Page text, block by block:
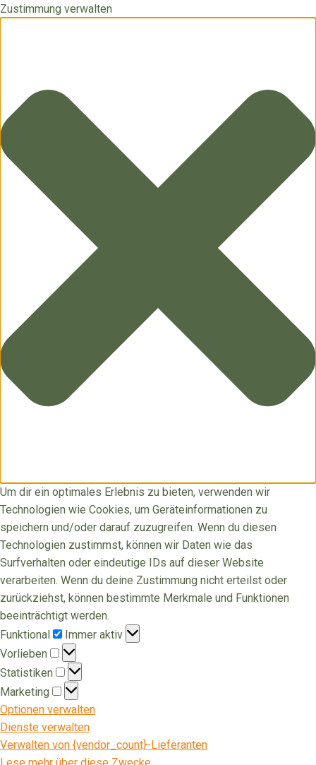
Zustimmung verwalten
Um dir ein optimales Erlebnis zu bieten, verwenden wir
Technologien wie Cookies, um Geräteinformationen zu
speichern und/oder darauf zuzugreifen. Wenn du diesen
Technologien zustimmst, können wir Daten wie das
Surfverhalten oder eindeutige IDs auf dieser Website
verarbeiten. Wenn du deine Zustimmung nicht erteilst oder
zurückziehst, können bestimmte Merkmale und Funktionen
beeinträchtigt werden.
Funktional
Funktional
Immer aktiv
Vorlieben
Vorlieben
Statistiken
Statistiken
Marketing
Marketing
Optionen verwalten
Dienste verwalten
Verwalten von {vendor_count}-Lieferanten
Lese mehr über diese Zwecke